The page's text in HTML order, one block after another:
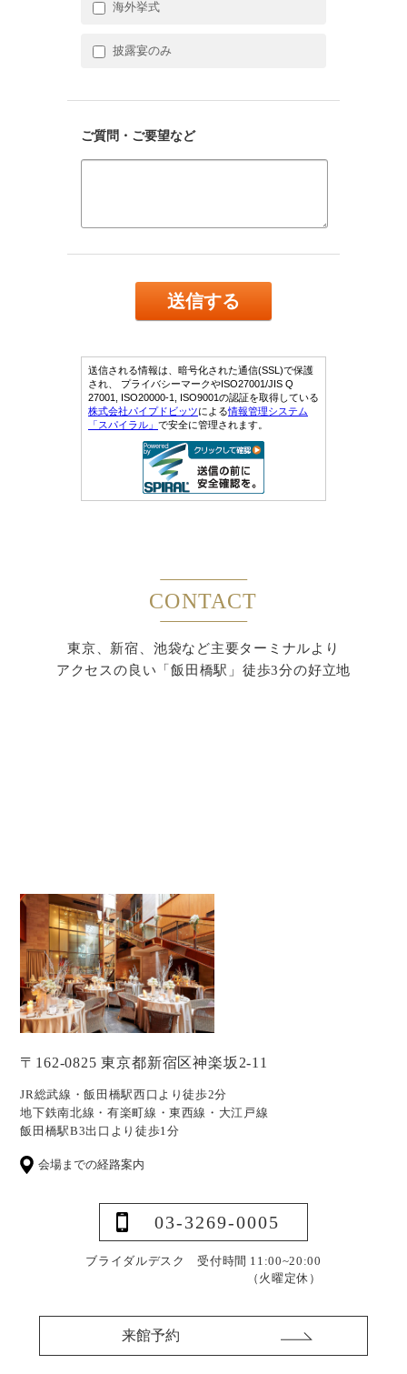
CONTACT
東京、新宿、池袋など主要ターミナルより
アクセスの良い「飯田橋駅」徒歩3分の好立地
〒162-0825 東京都新宿区神楽坂2-11
JR総武線・飯田橋駅西口より徒歩2分
地下鉄南北線・有楽町線・東西線・大江戸線
飯田橋駅B3出口より徒歩1分
会場までの経路案内
03-3269-0005
ブライダルデスク 受付時間 11:00~20:00
（火曜定休）
来館予約